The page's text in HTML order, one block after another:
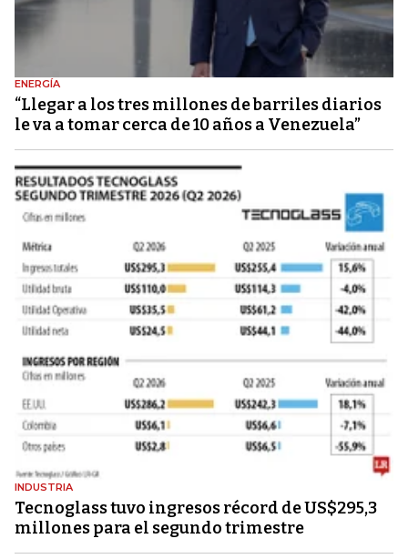
ENERGÍA
“Llegar a los tres millones de barriles diarios
le va a tomar cerca de 10 años a Venezuela”
INDUSTRIA
Tecnoglass tuvo ingresos récord de US$295,3
millones para el segundo trimestre